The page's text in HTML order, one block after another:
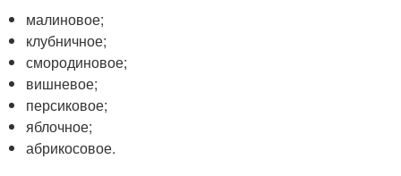
малиновое;
клубничное;
смородиновое;
вишневое;
персиковое;
яблочное;
абрикосовое.